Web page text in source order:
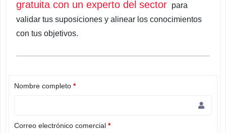
gratuita con un experto del sector para
validar tus suposiciones y alinear los conocimientos
con tus objetivos.
Nombre completo *
Correo electrónico comercial *